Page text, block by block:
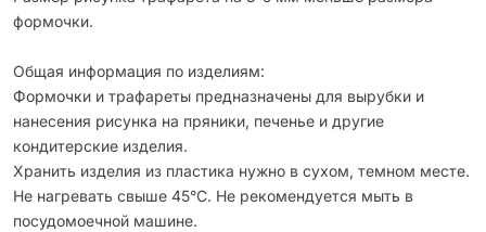
формочки.
Общая информация по изделиям:
Формочки и трафареты предназначены для вырубки и
нанесения рисунка на пряники, печенье и другие
кондитерские изделия.
Хранить изделия из пластика нужно в сухом, темном месте.
Не нагревать свыше 45°С. Не рекомендуется мыть в
посудомоечной машине.